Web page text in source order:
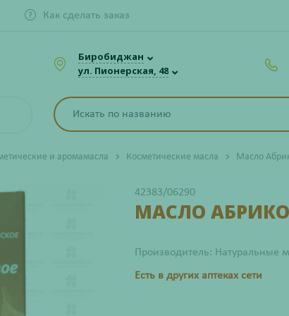
Как сделать заказ
Биробиджан
ул. Пионерская, 48
и аромамасла Косметические масла Масло
42383/06290
МАСЛО
Производитель: Натуральные
Есть в других аптеках сети